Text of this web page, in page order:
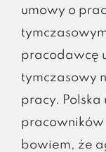
umowy o
pracodawcę
tymczasowy
pracy.
bowiem, że